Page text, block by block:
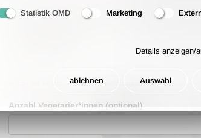
Bestellwünsche
Anzahl der Tickets, die Sie bestellen möchten
Anzahl Vegetarier*innen (optional)
Statistik OMD Marketing
Details anzeigen/
ablehnen Auswahl